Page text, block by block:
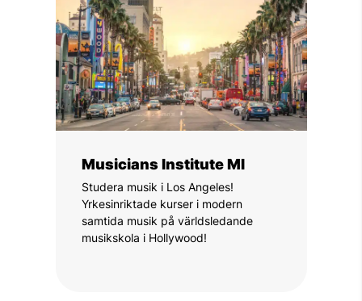
Musicians Institute MI
Studera musik i Los Angeles!
Yrkesinriktade kurser i modern
samtida musik på världsledande
musikskola i Hollywood!